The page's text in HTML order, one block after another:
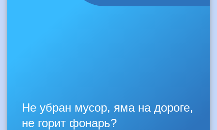
Не убран мусор, яма на дороге,
не горит фонарь?